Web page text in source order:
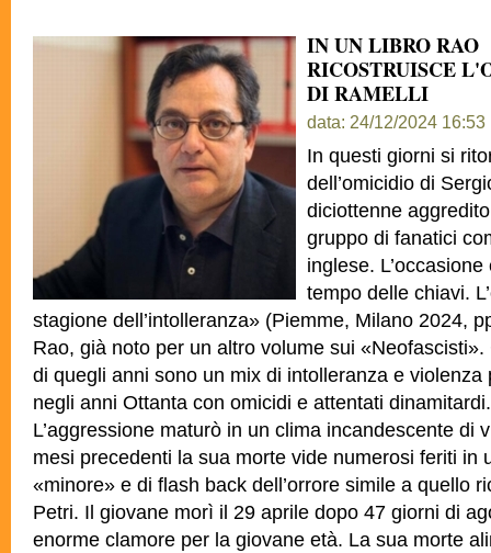
IN UN LIBRO RAO
RICOSTRUISCE
DI RAMELLI
data: 24/12/2024 16:53
In questi giorni si
dell’omicidio di
diciottenne
gruppo di fanatici
inglese.
tempo delle chiavi.
stagione dell’intolleranza» (Piemme, Milano 2024,
Rao, già noto per un altro volume sui
di quegli anni sono un mix di intolleranza e
negli anni Ottanta con omicidi e attentati dinamitardi.
L’aggressione maturò in un clima incandescente di
mesi precedenti la sua morte vide numerosi feriti in
«minore» e di flash back dell’orrore simile a quello
Petri. Il giovane morì il 29 aprile dopo 47 giorni di
enorme clamore per la giovane età. La sua morte